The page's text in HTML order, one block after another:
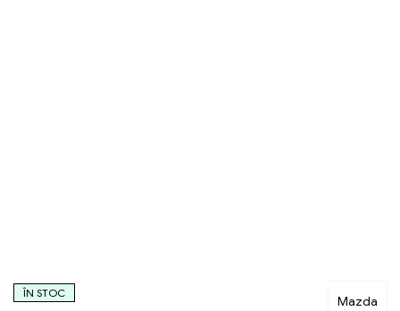
Mazda
ÎN STOC